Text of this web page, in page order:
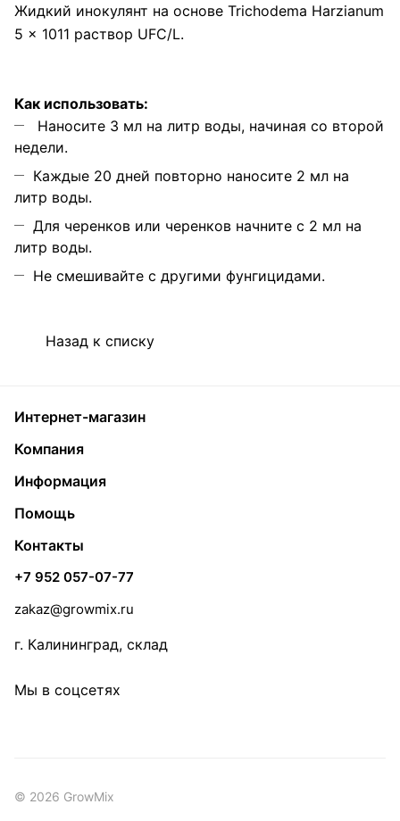
Жидкий инокулянт на основе Trichodema Harzianum
5 x 1011 раствор UFC/L.
Как использовать:
Наносите 3 мл на литр воды, начиная со второй
недели.
Каждые 20 дней повторно наносите 2 мл на
литр воды.
Для черенков или черенков начните с 2 мл на
литр воды.
Не смешивайте с другими фунгицидами.
Назад к списку
Интернет-магазин
Компания
Информация
Помощь
Контакты
+7 952 057-07-77
zakaz@growmix.ru
г. Калининград, склад
Мы в соцсетях
© 2026 GrowMix